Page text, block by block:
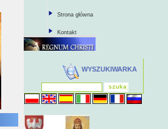
Strona główna
Kontakt
WYSZUKIWARKA